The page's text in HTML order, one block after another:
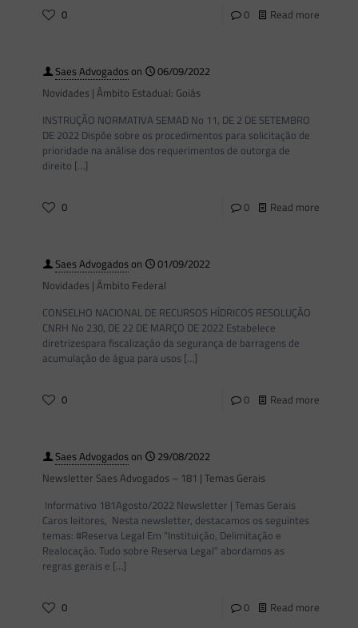
0 0 Read more
Saes Advogadoson
06/09/2022
Novidades | Âmbito Estadual: Goiás
INSTRUÇÃO NORMATIVA SEMAD No 11, DE 2 DE SETEMBRO
DE 2022 Dispõe sobre os procedimentos para solicitação de
prioridade na análise dos requerimentos de outorga de
direito […]
0 0 Read more
Saes Advogadoson
01/09/2022
Novidades | Âmbito Federal
CONSELHO NACIONAL DE RECURSOS HÍDRICOS RESOLUÇÃO
CNRH No 230, DE 22 DE MARÇO DE 2022 Estabelece
diretrizespara fiscalização da segurança de barragens de
acumulação de água para usos […]
0 0 Read more
Saes Advogadoson
29/08/2022
Newsletter Saes Advogados – 181 | Temas Gerais
Informativo 181Agosto/2022 Newsletter | Temas Gerais
Caros leitores, Nesta newsletter, destacamos os seguintes
temas: #Reserva Legal Em “Instituição, Delimitação e
Realocação. Tudo sobre Reserva Legal” abordamos as
regras gerais e […]
0 0 Read more